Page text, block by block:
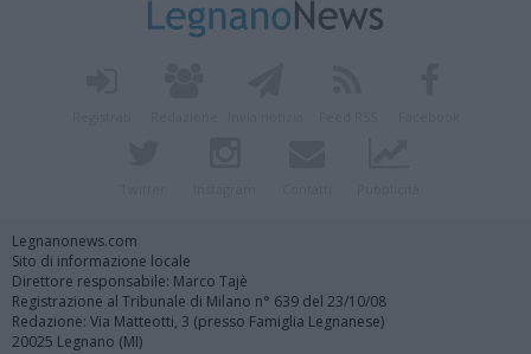
Legnanonews.com
Sito di informazione locale
Direttore responsabile: Marco Tajè
Registrazione al Tribunale di Milano n° 639 del 23/10/08
Redazione: Via Matteotti, 3 (presso Famiglia Legnanese)
20025 Legnano (MI)